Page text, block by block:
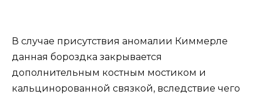
В случае присутствия аномалии Киммерле
данная бороздка закрывается
дополнительным костным мостиком и
кальцинорованной связкой, вследствие чего